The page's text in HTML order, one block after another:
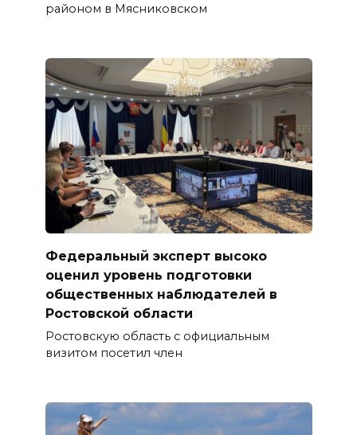
районом в Мясниковском
Федеральный эксперт высоко
оценил уровень подготовки
общественных наблюдателей в
Ростовской области
Ростовскую область с официальным
визитом посетил член